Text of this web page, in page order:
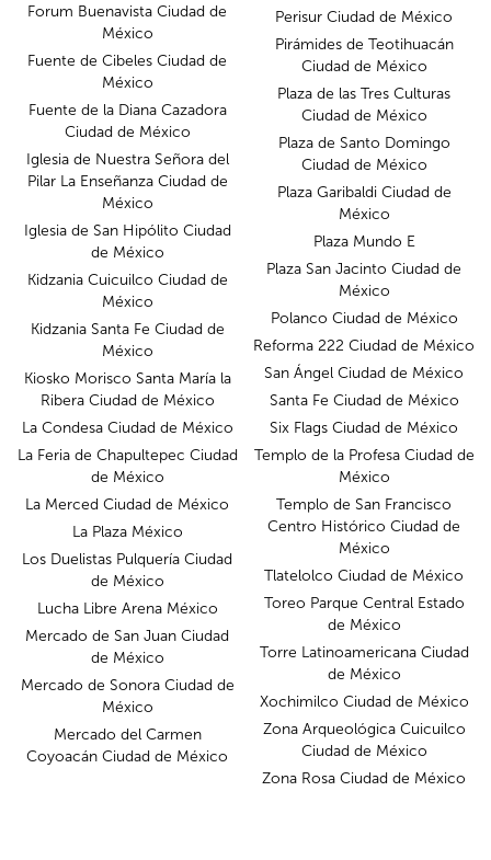
Forum Buenavista Ciudad de
México
Fuente de Cibeles Ciudad de
México
Fuente de la Diana Cazadora
Ciudad de México
Iglesia de Nuestra Señora del
Pilar La Enseñanza Ciudad de
México
Iglesia de San Hipólito Ciudad
de México
Kidzania Cuicuilco Ciudad de
México
Kidzania Santa Fe Ciudad de
México
Kiosko Morisco Santa María la
Ribera Ciudad de México
La Condesa Ciudad de México
La Feria de Chapultepec Ciudad
de México
La Merced Ciudad de México
La Plaza México
Los Duelistas Pulquería Ciudad
de México
Lucha Libre Arena México
Mercado de San Juan Ciudad
de México
Mercado de Sonora Ciudad de
México
Mercado del Carmen
Coyoacán Ciudad de México
Perisur Ciudad de México
Pirámides de Teotihuacán
Ciudad de México
Plaza de las Tres Culturas
Ciudad de México
Plaza de Santo Domingo
Ciudad de México
Plaza Garibaldi Ciudad de
México
Plaza Mundo E
Plaza San Jacinto Ciudad de
México
Polanco Ciudad de México
Reforma 222 Ciudad de México
San Ángel Ciudad de México
Santa Fe Ciudad de México
Six Flags Ciudad de México
Templo de la Profesa Ciudad de
México
Templo de San Francisco
Centro Histórico Ciudad de
México
Tlatelolco Ciudad de México
Toreo Parque Central Estado
de México
Torre Latinoamericana Ciudad
de México
Xochimilco Ciudad de México
Zona Arqueológica Cuicuilco
Ciudad de México
Zona Rosa Ciudad de México